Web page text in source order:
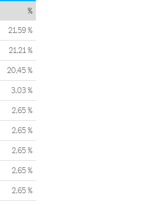
%
21,59 %
21,21 %
20,45 %
3,03 %
2,65 %
2,65 %
2,65 %
2,65 %
2,65 %